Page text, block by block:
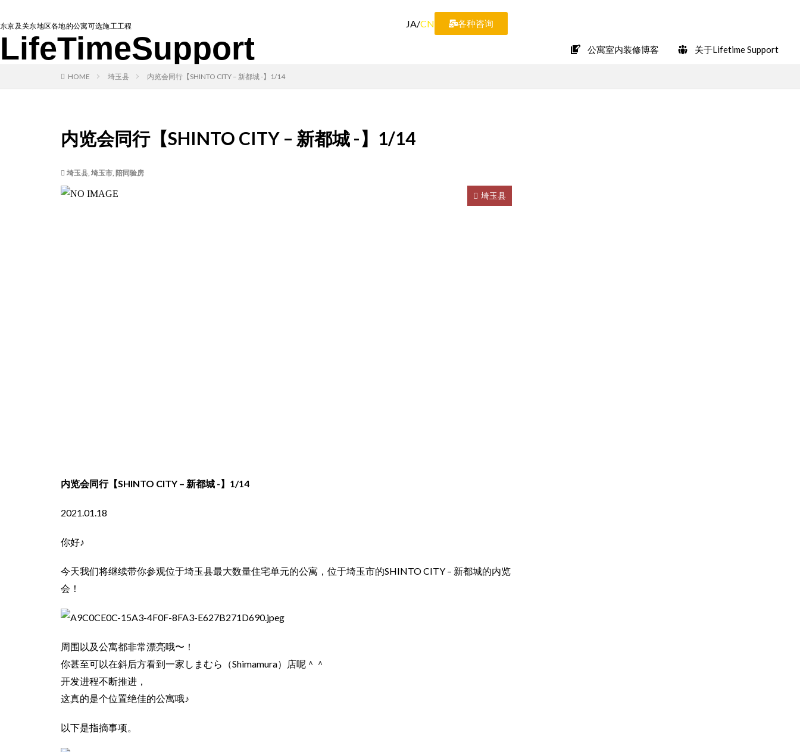
东京及关东地区各地的公寓可选施工工程
LifeTimeSupport
JA/CN 各种咨询
公寓室内装修博客 关于Lifetime Support
HOME 埼玉县 内览会同行【SHINTO CITY – 新都城 -】1/14
内览会同行【SHINTO CITY – 新都城 -】1/14
埼玉县, 埼玉市, 陪同验房
埼玉县
内览会同行【SHINTO CITY – 新都城 -】1/14
2021.01.18
你好♪
今天我们将继续带你参观位于埼玉县最大数量住宅单元的公寓，位于埼玉市的SHINTO CITY – 新都城的内览
会！
周围以及公寓都非常漂亮哦〜！
你甚至可以在斜后方看到一家しまむら（Shimamura）店呢＾＾
开发进程不断推进，
这真的是个位置绝佳的公寓哦♪
以下是指摘事项。